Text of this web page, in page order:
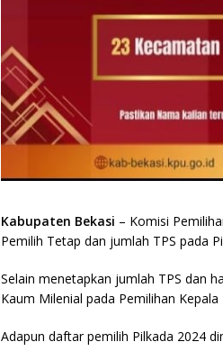
Kabupaten Bekasi – Komisi
Pemilih Tetap dan jumlah TPS pada
Selain menetapkan jumlah TPS dan
Kaum Milenial pada Pemilihan
Adapun daftar pemilih Pilkada 2024